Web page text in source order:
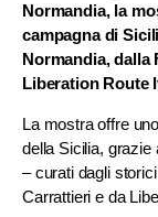
Normandia, la
campagna di
Normandia, dalla
Liberation Route
La mostra offre
della Sicilia, grazie
– curati dagli
Carrattieri e da